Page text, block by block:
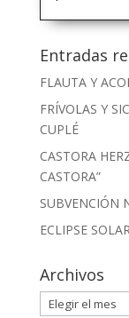
Entradas
FLAUTA Y
FRÍVOLAS Y
CUPLÉ
CASTORA
CASTORA”
SUBVENCIÓN
ECLIPSE
Archivos
Archivos